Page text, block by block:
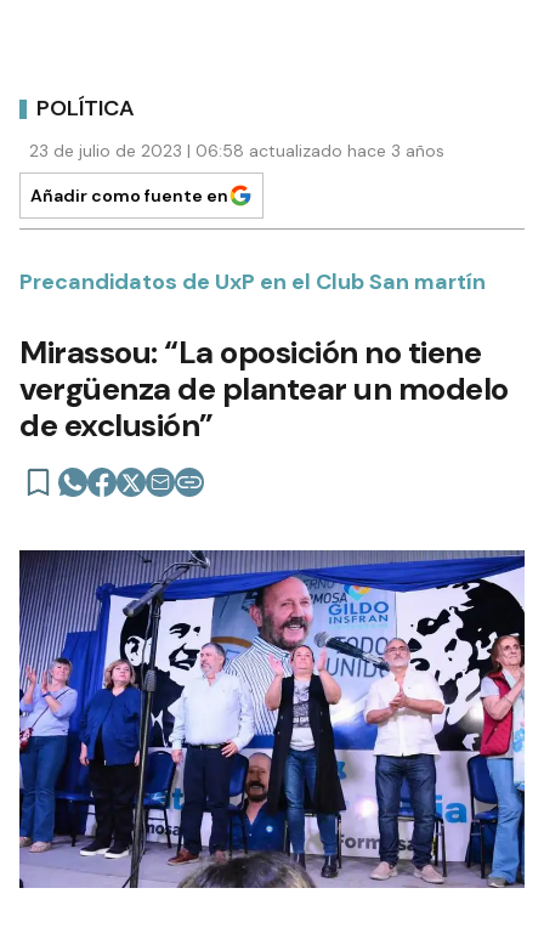
POLÍTICA
23 de julio de 2023 | 06:58 actualizado hace 3 años
Añadir como fuente en
Precandidatos de UxP en el Club San martín
Mirassou: “La oposición no tiene
vergüenza de plantear un modelo
de exclusión”